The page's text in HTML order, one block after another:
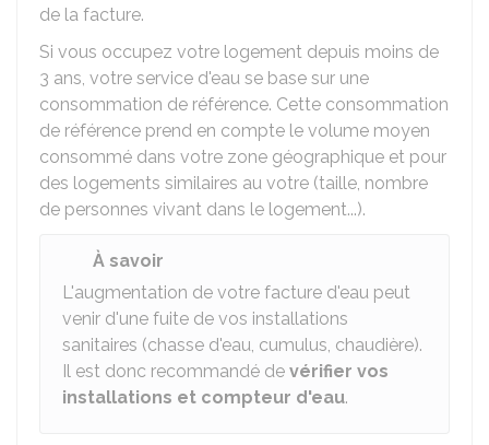
de la facture.
Si vous occupez votre logement depuis moins de
3 ans, votre service d'eau se base sur une
consommation de référence. Cette consommation
de référence prend en compte le volume moyen
consommé dans votre zone géographique et pour
des logements similaires au votre (taille, nombre
de personnes vivant dans le logement...).
À savoir
L'augmentation de votre facture d'eau peut
venir d'une fuite de vos installations
sanitaires (chasse d'eau, cumulus, chaudière).
Il est donc recommandé de vérifier vos
installations et compteur d'eau.